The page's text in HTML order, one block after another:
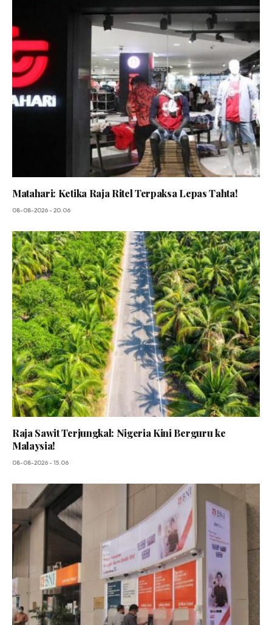
Matahari: Ketika Raja Ritel Terpaksa Lepas Tahta!
08-08-2026 - 20.06
Raja Sawit Terjungkal: Nigeria Kini Berguru ke
Malaysia!
08-08-2026 - 15.06